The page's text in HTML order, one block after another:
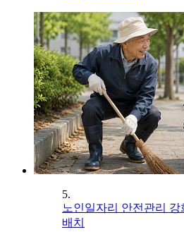
5.
노인일자리 안전관리 강
배치